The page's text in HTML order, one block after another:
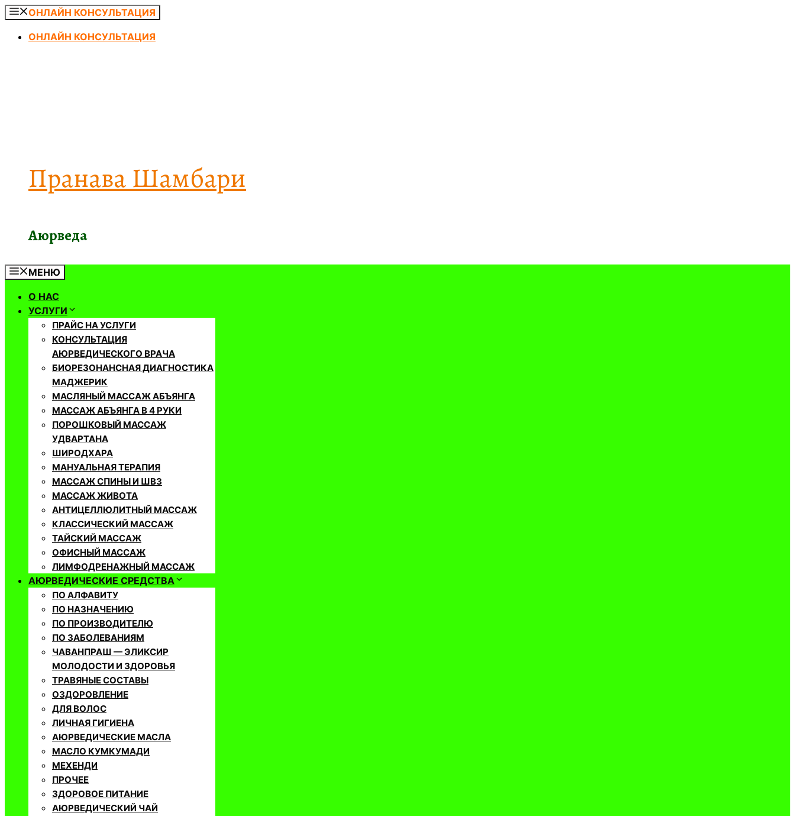
Перейти
содержимому
ОНЛАЙН КОНСУЛЬТАЦИЯ
ОНЛАЙН КОНСУЛЬТАЦИЯ
Пранава Шамбари
Аюрведа
МЕНЮ
О НАС
УСЛУГИ
ПРАЙС НА УСЛУГИ
КОНСУЛЬТАЦИЯ
АЮРВЕДИЧЕСКОГО ВРАЧА
БИОРЕЗОНАНСНАЯ ДИАГНОСТИКА
МАДЖЕРИК
МАСЛЯНЫЙ МАССАЖ АБЪЯНГА
МАССАЖ АБЪЯНГА В 4 РУКИ
ПОРОШКОВЫЙ МАССАЖ
УДВАРТАНА
ШИРОДХАРА
МАНУАЛЬНАЯ ТЕРАПИЯ
МАССАЖ СПИНЫ И ШВЗ
МАССАЖ ЖИВОТА
АНТИЦЕЛЛЮЛИТНЫЙ МАССАЖ
КЛАССИЧЕСКИЙ МАССАЖ
ТАЙСКИЙ МАССАЖ
ОФИСНЫЙ МАССАЖ
ЛИМФОДРЕНАЖНЫЙ МАССАЖ
АЮРВЕДИЧЕСКИЕ СРЕДСТВА
ПО АЛФАВИТУ
ПО НАЗНАЧЕНИЮ
ПО ПРОИЗВОДИТЕЛЮ
ПО ЗАБОЛЕВАНИЯМ
ЧАВАНПРАШ — ЭЛИКСИР
МОЛОДОСТИ И ЗДОРОВЬЯ
ТРАВЯНЫЕ СОСТАВЫ
ОЗДОРОВЛЕНИЕ
ДЛЯ ВОЛОС
ЛИЧНАЯ ГИГИЕНА
АЮРВЕДИЧЕСКИЕ МАСЛА
МАСЛО КУМКУМАДИ
МЕХЕНДИ
ПРОЧЕЕ
ЗДОРОВОЕ ПИТАНИЕ
АЮРВЕДИЧЕСКИЙ ЧАЙ